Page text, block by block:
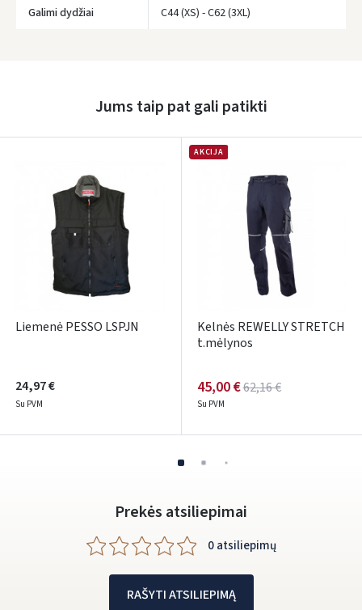
Galimi dydžiai C44 (XS) - C62 (3XL)
Jums taip pat gali patikti
Liemenė PESSO LSPJN
24,97 €
Su PVM
AKCIJA
Kelnės REWELLY STRETCH
t.mėlynos
45,00 €62,16 €
Su PVM
Prekės atsiliepimai
0 atsiliepimų
RAŠYTI ATSILIEPIMĄ
ARBA
Facebook
Dar neturite paskyros? Registruokites